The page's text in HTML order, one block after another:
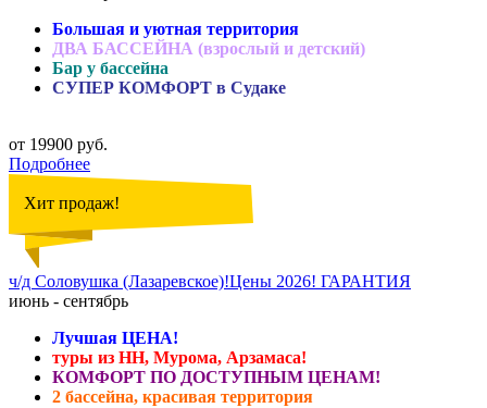
Большая и уютная территория
ДВА БАССЕЙНА (взрослый и детский)
Бар у бассейна
СУПЕР КОМФОРТ в Судаке
от 19900 руб.
Подробнее
Хит продаж!
ч/д Соловушка (Лазаревское)!Цены 2026! ГАРАНТИЯ
июнь - сентябрь
Лучшая ЦЕНА!
туры из НН, Мурома, Арзамаса!
КОМФОРТ ПО ДОСТУПНЫМ ЦЕНАМ!
2 бассейна, красивая территория